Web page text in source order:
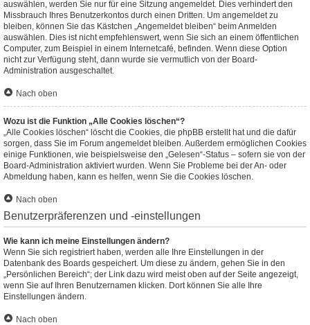
auswählen, werden Sie nur für eine Sitzung angemeldet. Dies verhindert den
Missbrauch Ihres Benutzerkontos durch einen Dritten. Um angemeldet zu
bleiben, können Sie das Kästchen „Angemeldet bleiben“ beim Anmelden
auswählen. Dies ist nicht empfehlenswert, wenn Sie sich an einem öffentlichen
Computer, zum Beispiel in einem Internetcafé, befinden. Wenn diese Option
nicht zur Verfügung steht, dann wurde sie vermutlich von der Board-
Administration ausgeschaltet.
Nach oben
Wozu ist die Funktion „Alle Cookies löschen“?
„Alle Cookies löschen“ löscht die Cookies, die phpBB erstellt hat und die dafür
sorgen, dass Sie im Forum angemeldet bleiben. Außerdem ermöglichen Cookies
einige Funktionen, wie beispielsweise den „Gelesen“-Status – sofern sie von der
Board-Administration aktiviert wurden. Wenn Sie Probleme bei der An- oder
Abmeldung haben, kann es helfen, wenn Sie die Cookies löschen.
Nach oben
Benutzerpräferenzen und -einstellungen
Wie kann ich meine Einstellungen ändern?
Wenn Sie sich registriert haben, werden alle Ihre Einstellungen in der
Datenbank des Boards gespeichert. Um diese zu ändern, gehen Sie in den
„Persönlichen Bereich“; der Link dazu wird meist oben auf der Seite angezeigt,
wenn Sie auf Ihren Benutzernamen klicken. Dort können Sie alle Ihre
Einstellungen ändern.
Nach oben